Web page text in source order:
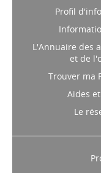
Profil
L'Annuaire des
et de
Trouver ma
Aides
Le